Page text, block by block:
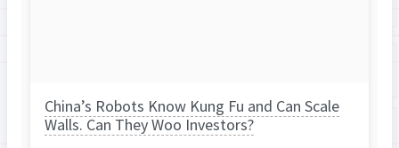
China’s Robots Know Kung Fu and Can Scale
Walls. Can They Woo Investors?